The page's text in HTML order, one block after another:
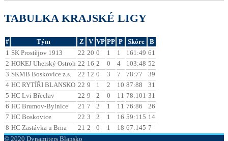
TABULKA KRAJSKÉ LIGY
# Tým Z V VP PP P Skóre
B
1 SK Prostějov 1913 22 20 0 1 1 161:49 61
2 HOKEJ Uherský Ostroh 22 16 2 0 4 103:48 52
3 SKMB Boskovice z.s. 22 12 0 3 7 78:77
39
4 HC RYTÍŘI BLANSKO 22 9 1 2 10 87:88
31
5 HC Lvi Břeclav 22 9 2 0 11 78:101 31
6 HC Brumov-Bylnice 21 7 2 1 11 76:86
26
7 HC Boskovice 22 3 2 1 16 59:115 14
8 HC Zastávka u Brna 21 2 0 1 18 67:145 7
© 2020 Dynamiters Blansko